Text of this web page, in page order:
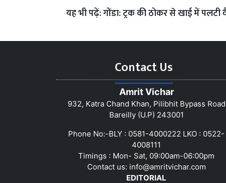
यह भी पढ़ें:गोंडा: ट्रक की ठोकर से खाई में
Contact Us
Amrit Vichar
932, Katra Chand Khan, Pilibhit Bypass Road
Bareilly (U.P) 243001
Phone No:-BLY : 0581-4000222 LKO : 0522-
4008111
Timings : Mon- Sat, 09:00am-06:00pm
Contact us: info@amritvichar.com
EDITORIAL